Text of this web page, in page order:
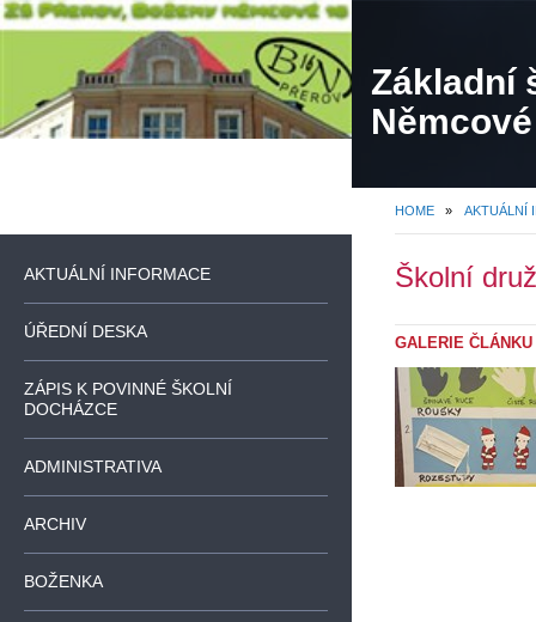
Základní
HOME » AKTUÁLNÍ
AKTUÁLNÍ INFORMACE
ÚŘEDNÍ DESKA
ZÁPIS K POVINNÉ ŠKOLNÍ
DOCHÁZCE
ADMINISTRATIVA
ARCHIV
BOŽENKA
Školní
GALERIE ČLÁNKU